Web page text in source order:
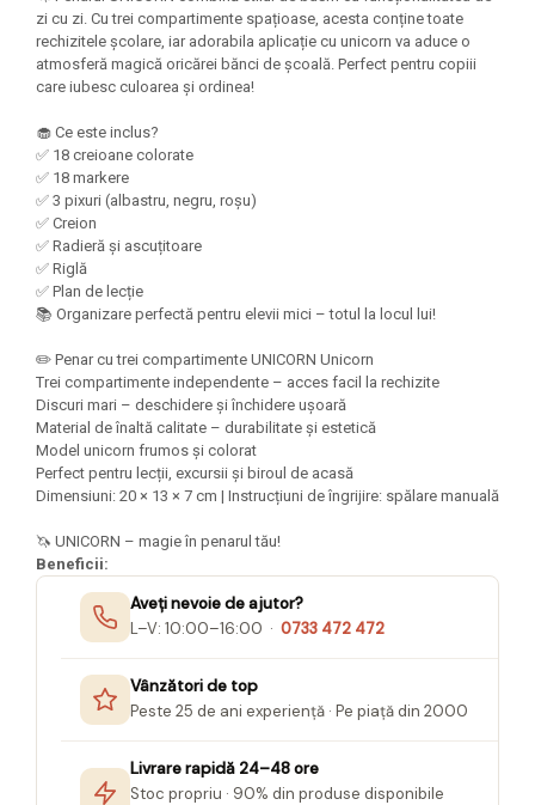
magnet
Pasta modelatoare
Harti de perete
Creta scolara
Glob Pamantesc Scolar
Materiale Didactice
Instrumente geometrie pentru
tabla scolara
Tablite de desenat magnetice
Sugativa
Articole papetarie pentru copii
Banda adeziva
Compas scolar
Seturi Creative pentru Copii
Stampile Copii
Figurine, Ornamente Pasla /Lemn/
Moos
Fundite, Panglici , Benzi Craciun
Hartie Ambalaj Christmas
idei de Cadouri Craciun
Jucarii Craciun
Lumanari tort, Confetti
Muschi decor
Perforatoare/ Sabloane cu forme de
Craciun
Sclipici/ Lipici cu sclipici/ Paiete
Craciun
Servetele/ Farfurii/ Pahare/ Paie
Craciun
Seturi creative Christmas
Umbrele
Decoratiuni Moosgummi
Decoratiuni Papier Mache
Nasturi
Idei Creative
zi cu zi. Cu trei compartimente spațioase, acesta conține toate
rechizitele școlare, iar adorabila aplicație cu unicorn va aduce o
atmosferă magică oricărei bănci de școală. Perfect pentru copiii
care iubesc culoarea și ordinea!
🧁 Ce este inclus?
✅ 18 creioane colorate
✅ 18 markere
✅ 3 pixuri (albastru, negru, roșu)
✅ Creion
✅ Radieră și ascuțitoare
✅ Riglă
✅ Plan de lecție
📚 Organizare perfectă pentru elevii mici – totul la locul lui!
✏️ Penar cu trei compartimente UNICORN Unicorn
Trei compartimente independente – acces facil la rechizite
Discuri mari – deschidere și închidere ușoară
Material de înaltă calitate – durabilitate și estetică
Model unicorn frumos și colorat
Perfect pentru lecții, excursii și biroul de acasă
Dimensiuni: 20 × 13 × 7 cm | Instrucțiuni de îngrijire: spălare manuală
🦄 UNICORN – magie în penarul tău!
Beneficii:
Aveți nevoie de ajutor?
L–V: 10:00–16:00 · 0733 472 472
Vânzători de top
Peste 25 de ani experiență · Pe piață din 2000
Livrare rapidă 24–48 ore
Stoc propriu · 90% din produse disponibile